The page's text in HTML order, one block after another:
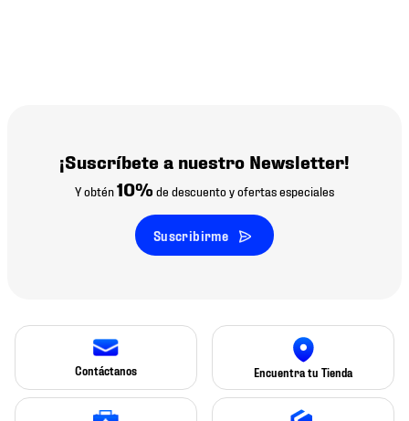
¡Suscríbete a nuestro Newsletter!
Y obtén10% de descuento y ofertas especiales
Suscribirme
Contáctanos Encuentra tu Tienda